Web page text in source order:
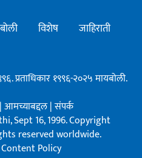
विशेष
जाहिराती
प्रताधिकार १९९६-२०२५ मायबोली.
|आमच्याबद्दल|संपर्क
Sept 16, 1996. Copyright
reserved worldwide.
Content Policy